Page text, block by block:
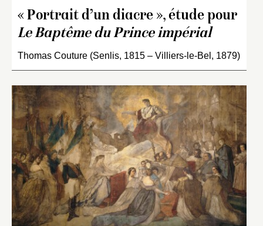
« Portrait d’un diacre », étude pour
Le Baptême du Prince impérial
Thomas Couture (Senlis, 1815 – Villiers-le-Bel, 1879)